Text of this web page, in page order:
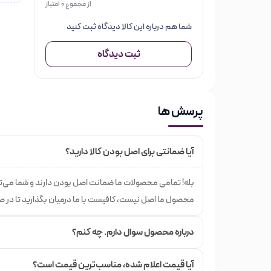
خیابان منوچهری یک فروشگاه اینترنتی مختص لوازم
بهترین اطلاعات و خدمات به شما عزیزان در زمینه
محصول را انتخاب می‌کنید; با جست و جوی محصولات
در فروشگاه خیابان منوچهری گروه‌های مختلفی از
در هر کدام از گروه‌ها، نتوع بسیاری از اجناس را
باشید.
از مجموع 0 امتیاز
شما هم درباره این کالا دیدگاه ثبت کنید
ثبت دیدگاه
پرسش ها
آیا ضمانتی برای اصل بودن کالا دارید؟
بله! تمامی محصولات ما ضمانت اصل بودن دارند و شما
محصول ما اصل نیست، کافیست با ما درمیان بگذارید تا
درباره محصول سوال دارم. چه کنم؟
آیا قیمت اعلام شده،‌ مناسب‌ترین قیمت است؟